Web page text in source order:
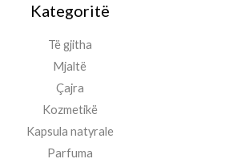
Kategoritë
Të gjitha
Mjaltë
Çajra
Kozmetikë
Kapsula natyrale
Parfuma